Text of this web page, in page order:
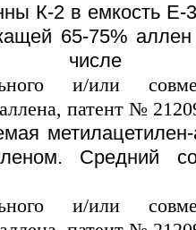
К-2 в емкость Е-
65-75%
Средний